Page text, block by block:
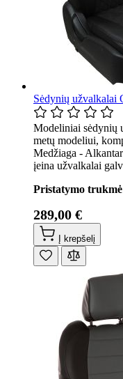
Sėdynių užvalkalai
Modeliniai sėdynių
metų modeliui,
Medžiaga -
įeina užvalkalai
Pristatymo trukmė
289,00 €
Į krepšelį